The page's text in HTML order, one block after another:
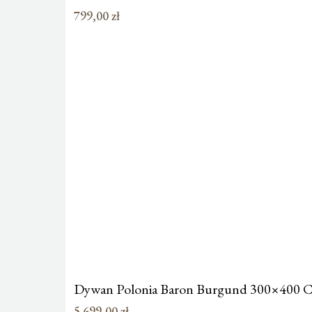
799,00zł
Dywan Polonia Baron Burgund 300×400